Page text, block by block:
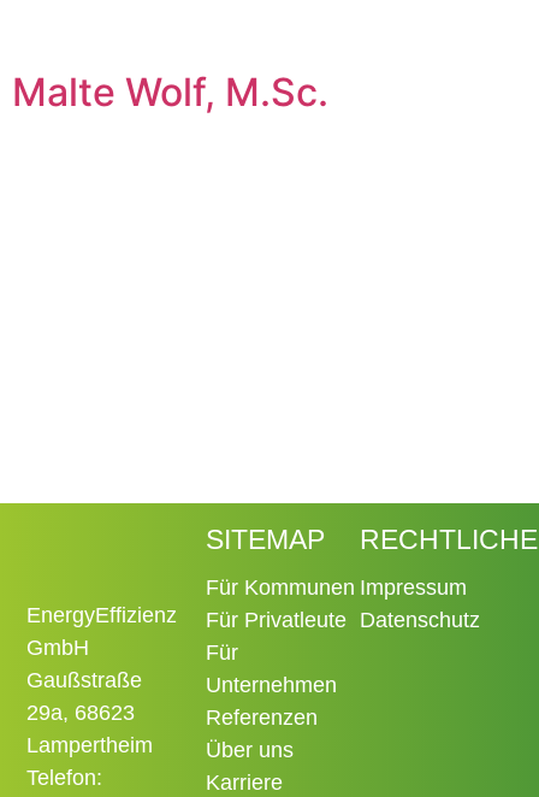
Malte Wolf, M.Sc.
EnergyEffizienz
GmbH
Gaußstraße
29a, 68623
Lampertheim
Telefon:
SITEMAP
Für Kommunen
Für Privatleute
Für
Unternehmen
Referenzen
Über uns
Karriere
Impressum
Datenschutz